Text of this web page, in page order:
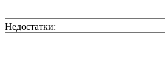
Недостатки: